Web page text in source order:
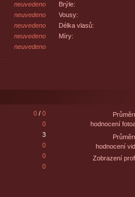
neuvedeno
neuvedeno
neuvedeno
neuvedeno
neuvedeno
Brýle:
Vousy:
Délka vlasů:
Míry:
0/ 0
0
3
0
0
0
hodnocení
hodnocení
Zobrazení